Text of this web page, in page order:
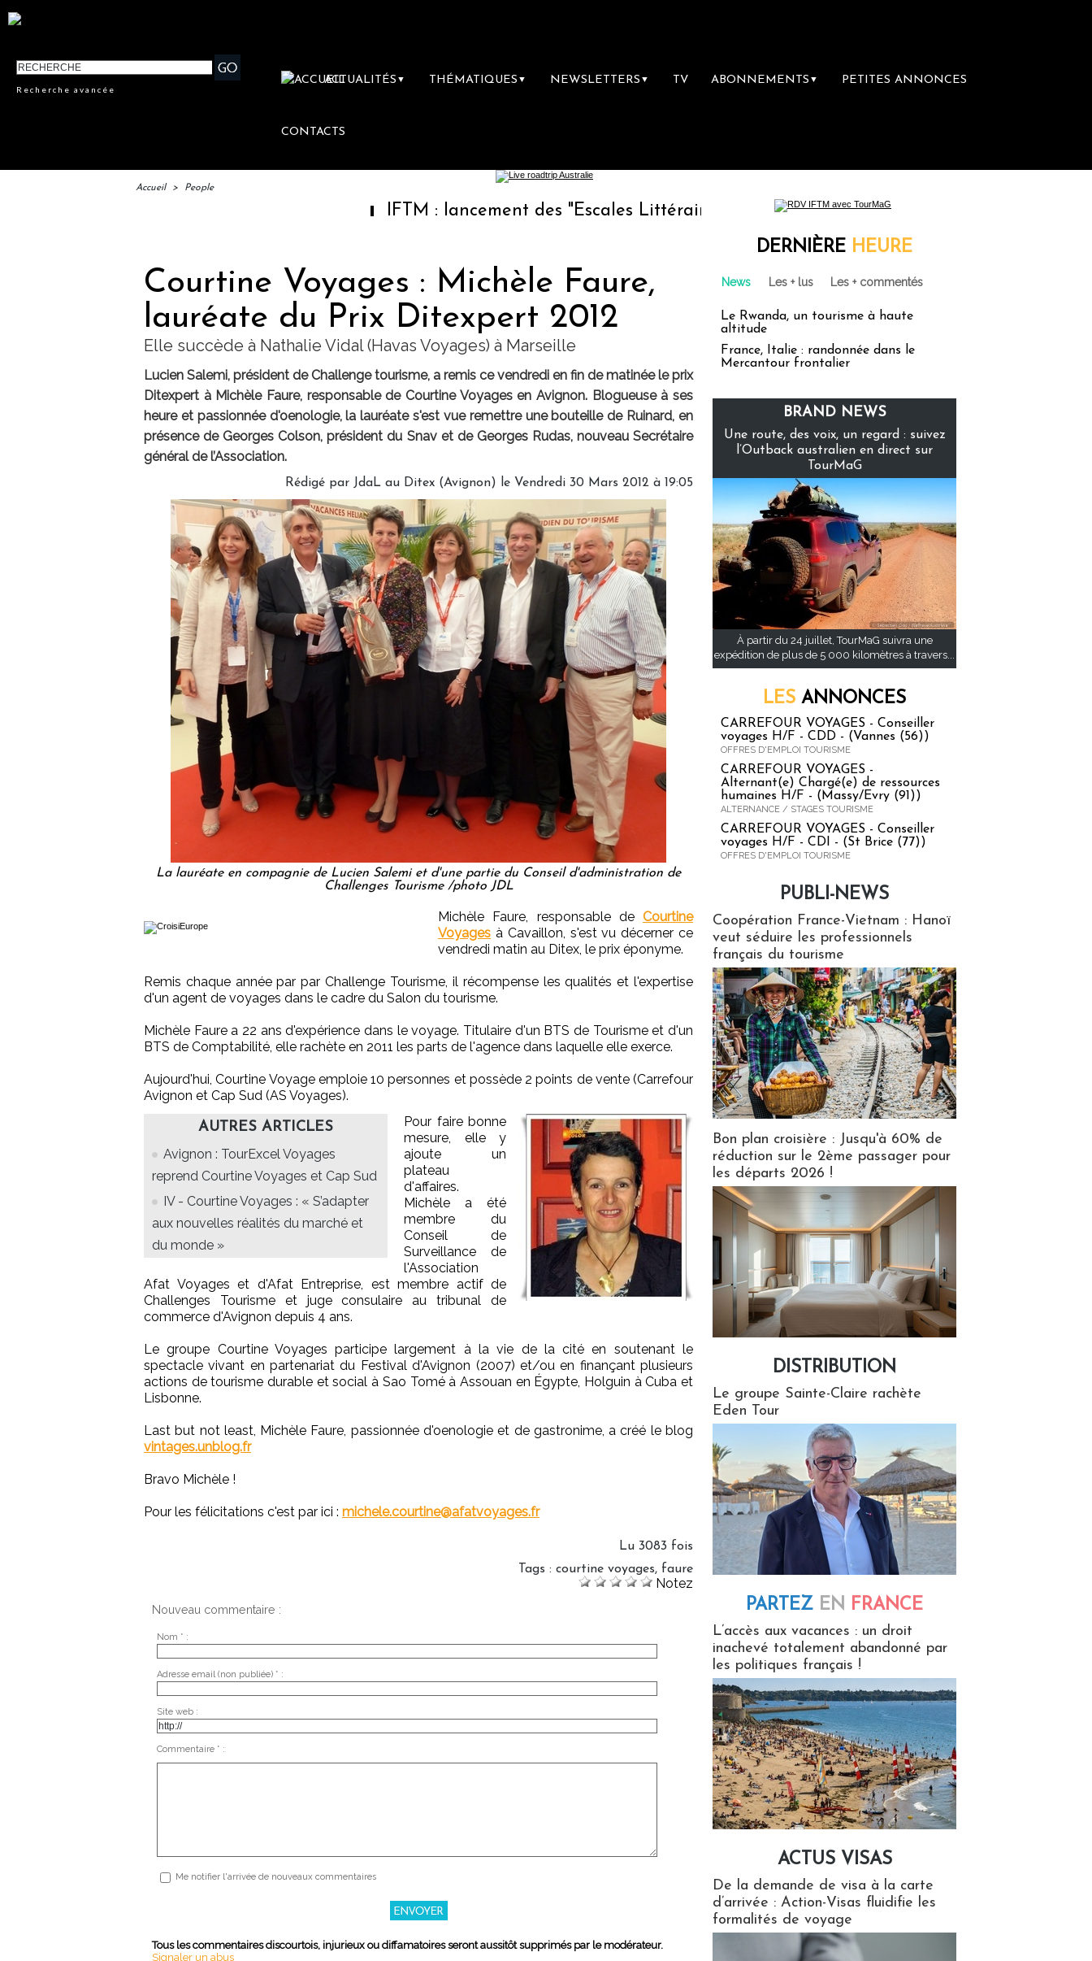
Recherche avancée
ACTUALITÉS ▼ THÉMATIQUES ▼ NEWSLETTERS ▼ TV ABONNEMENTS ▼ PETITES ANNONCES
CONTACTS
Accueil > People
IFTM : lancement des "Escales Littéraires", la première librairie du voyage
Courtine Voyages : Michèle Faure,
lauréate du Prix Ditexpert 2012
Elle succède à Nathalie Vidal (Havas Voyages) à Marseille
Lucien Salemi, président de Challenge tourisme, a remis ce vendredi en fin de matinée le prix
Ditexpert à Michèle Faure, responsable de Courtine Voyages en Avignon. Blogueuse à ses
heure et passionnée d'oenologie, la lauréate s'est vue remettre une bouteille de Ruinard, en
présence de Georges Colson, président du Snav et de Georges Rudas, nouveau Secrétaire
général de l’Association.
Rédigé par JdaL au Ditex (Avignon) le Vendredi 30 Mars 2012 à 19:05
La lauréate en compagnie de Lucien Salemi et d'une partie du Conseil d'administration de
Challenges Tourisme /photo JDL
Michèle Faure, responsable de Courtine
Voyages à Cavaillon, s'est vu décerner ce
vendredi matin au Ditex, le prix éponyme.
Remis chaque année par par Challenge Tourisme, il récompense les qualités et l'expertise
d'un agent de voyages dans le cadre du Salon du tourisme.
Michèle Faure a 22 ans d'expérience dans le voyage. Titulaire d'un BTS de Tourisme et d'un
BTS de Comptabilité, elle rachète en 2011 les parts de l'agence dans laquelle elle exerce.
Aujourd'hui, Courtine Voyage emploie 10 personnes et possède 2 points de vente (Carrefour
Avignon et Cap Sud (AS Voyages).
AUTRES ARTICLES
Avignon : TourExcel Voyages
reprend Courtine Voyages et Cap Sud
IV - Courtine Voyages : « S’adapter
aux nouvelles réalités du marché et
du monde »
Pour faire bonne
mesure, elle y
ajoute un
plateau
d'affaires.
Michèle a été
membre du
Conseil de
Surveillance de
l'Association
Afat Voyages et d'Afat Entreprise, est membre actif de
Challenges Tourisme et juge consulaire au tribunal de
commerce d'Avignon depuis 4 ans.
Le groupe Courtine Voyages participe largement à la vie de la cité en soutenant le
spectacle vivant en partenariat du Festival d'Avignon (2007) et/ou en finançant plusieurs
actions de tourisme durable et social à Sao Tomé à Assouan en Égypte, Holguin à Cuba et
Lisbonne.
Last but not least, Michèle Faure, passionnée d'oenologie et de gastronime, a créé le blog
vintages.unblog.fr
Bravo Michèle !
Pour les félicitations c'est par ici : michele.courtine@afatvoyages.fr
Lu 3083 fois
Tags : courtine voyages, faure
Notez
Nouveau commentaire :
Nom * :
Adresse email (non publiée) * :
Site web :
Commentaire * :
Me notifier l'arrivée de nouveaux commentaires
Tous les commentaires discourtois, injurieux ou diffamatoires seront aussitôt supprimés par le modérateur.
Signaler un abus
DERNIÈRE HEURE
News Les + lus Les + commentés
Le Rwanda, un tourisme à haute
altitude
France, Italie : randonnée dans le
Mercantour frontalier
BRAND NEWS
Une route, des voix, un regard : suivez
l’Outback australien en direct sur
TourMaG
À partir du 24 juillet, TourMaG suivra une
expédition de plus de 5 000 kilomètres à travers...
LES ANNONCES
CARREFOUR VOYAGES - Conseiller
voyages H/F - CDD - (Vannes (56))
OFFRES D'EMPLOI TOURISME
CARREFOUR VOYAGES -
Alternant(e) Chargé(e) de ressources
humaines H/F - (Massy/Evry (91))
ALTERNANCE / STAGES TOURISME
CARREFOUR VOYAGES - Conseiller
voyages H/F - CDI - (St Brice (77))
OFFRES D'EMPLOI TOURISME
PUBLI-NEWS
Coopération France-Vietnam : Hanoï
veut séduire les professionnels
français du tourisme
Bon plan croisière : Jusqu'à 60% de
réduction sur le 2ème passager pour
les départs 2026 !
DISTRIBUTION
Le groupe Sainte-Claire rachète
Eden Tour
PARTEZ EN FRANCE
L’accès aux vacances : un droit
inachevé totalement abandonné par
les politiques français !
ACTUS VISAS
De la demande de visa à la carte
d’arrivée : Action-Visas fluidifie les
formalités de voyage